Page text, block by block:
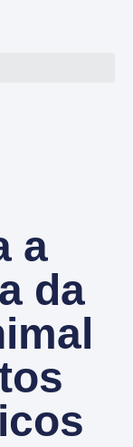
a
da